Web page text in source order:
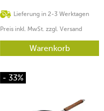
Lieferung in 2-3 Werktagen
Preis inkl. MwSt. zzgl. Versand
Warenkorb
- 33%